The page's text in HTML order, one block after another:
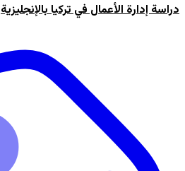
دراسة إدارة الأعمال في تركيا بالإنجليزية